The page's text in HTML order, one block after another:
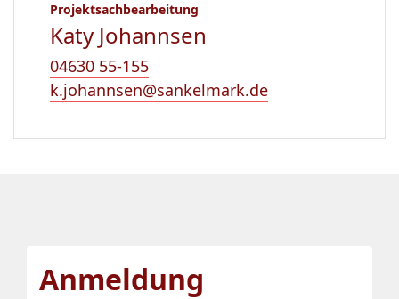
Projektsachbearbeitung
Katy Johannsen
04630 55-155
k.johannsen@sankelmark.de
Anmeldung